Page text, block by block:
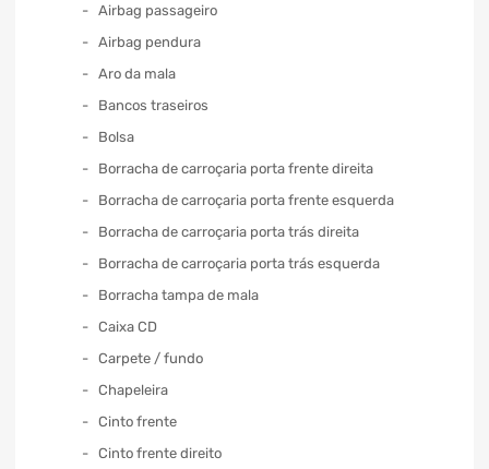
Airbag passageiro
Airbag pendura
Aro da mala
Bancos traseiros
Bolsa
Borracha de carroçaria porta frente direita
Borracha de carroçaria porta frente esquerda
Borracha de carroçaria porta trás direita
Borracha de carroçaria porta trás esquerda
Borracha tampa de mala
Caixa CD
Carpete / fundo
Chapeleira
Cinto frente
Cinto frente direito